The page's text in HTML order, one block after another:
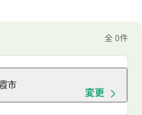
全 0件
市
変更